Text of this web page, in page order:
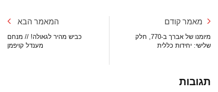
מאמר קודם
מיומנו של אברך ב-770, חלק
שלישי: יחידות כללית
המאמר הבא
כביש מהיר לגאולה! // מנחם
מענדל קויפמן
תגובות